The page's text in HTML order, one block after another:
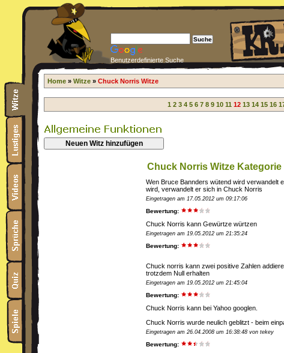
Benutzerdefinierte Suche
Home » Witze » Chuck Norris Witze
1 2 3 4 5 6 7 8 9 10 11 12 13 14 15 16
Neuen Witz hinzufügen
Chuck Norris Witze Kategorie
Wen Bruce Bannders wütend wird verwandelt
wird, verwandelt er sich in Chuck Norris
Eingetragen am 17.05.2012 um 09:17:06
Bewertung:
Chuck Norris kann Gewürtze würtzen
Eingetragen am 19.05.2012 um 21:35:24
Bewertung:
Chuck norris kann zwei positive Zahlen
trotzdem Null erhalten
Eingetragen am 19.05.2012 um 21:45:04
Bewertung:
Chuck Norris kann bei Yahoo googlen.
Chuck Norris wurde neulich geblitzt - beim
Eingetragen am 26.04.2008 um 16:38:48 von tekey
Bewertung: